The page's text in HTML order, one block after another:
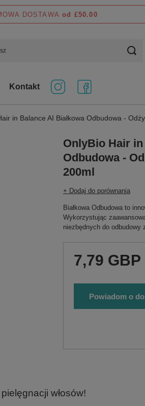
DOSTAWA od £50.00
Kontakt
in Balance AI Białkowa Odbudowa -
OnlyBio Hair in
Odbudowa -
200ml
+ Dodaj do porównania
Białkowa Odbudowa to
Wykorzystując
niezbędnych do odbudowy
7,79 GBP
Powiadom o
włosów!